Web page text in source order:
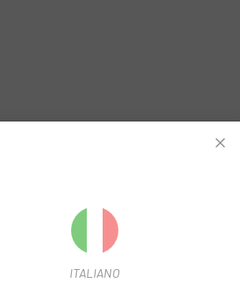
ITALIANO